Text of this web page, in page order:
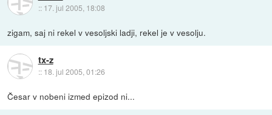
:: 17. jul 2005, 18:08
zigam, saj ni rekel v vesoljski ladji, rekel je v vesolju.
tx-z
:: 18. jul 2005, 01:26
Česar v nobeni izmed epizod ni...